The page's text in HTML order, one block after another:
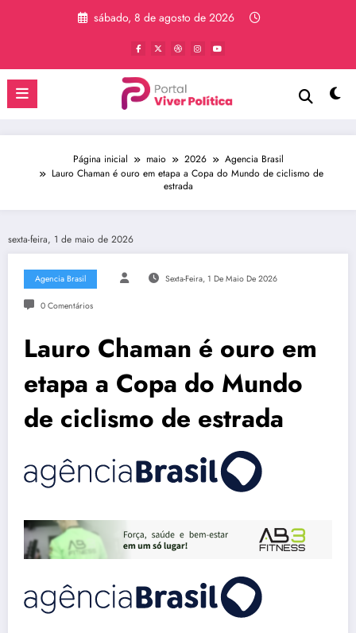
sábado, 8 de agosto de 2026
Página inicial maio 2026
Agencia Brasil
Lauro Chaman é ouro em etapa a Copa do Mundo de ciclismo de
estrada
sexta-feira, 1 de maio de 2026
Agencia Brasil Sexta-Feira, 1 De Maio De 2026
0 Comentários
Lauro Chaman é ouro em
etapa a Copa do Mundo
de ciclismo de estrada